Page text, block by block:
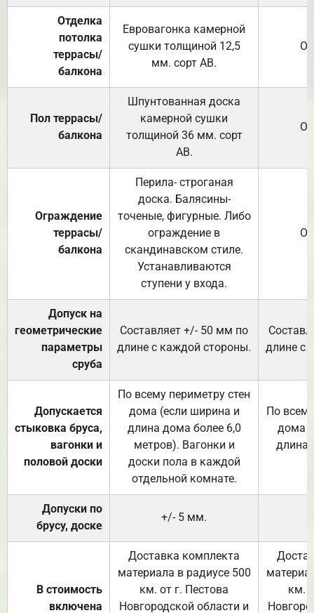
Отделка
потолка
террасы/
балкона
Евровагонка камерной
сушки толщиной 12,5
мм. сорт АВ.
Пол террасы/
балкона
Шпунтованная доска
камерной сушки
толщиной 36 мм. сорт
АВ.
Ограждение
террасы/
балкона
Перила- строганая
доска. Балясины-
точеные, фигурные. Либо
ограждение в
скандинавском стиле.
Устанавливаются
ступени у входа.
Допуск на
геометрические
параметры
сруба
Составляет +/- 50 мм по
длине с каждой стороны.
длине с
Допускается
стыковка бруса,
вагонки и
половой доски
По всему периметру стен
дома (если ширина и
длина дома более 6,0
метров). Вагонки и
доски пола в каждой
отдельной комнате.
По
дома
длина
Допуски по
брусу, доске
+/- 5 мм.
В стоимость
включена
Доставка комплекта
материала в радиусе 500
км. от г. Пестова
Новгородской области и
км.